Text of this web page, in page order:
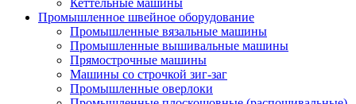
Кеттельные машины
Промышленное швейное оборудование
Промышленные вязальные машины
Промышленные вышивальные машины
Прямострочные машины
Машины со строчкой зиг-заг
Промышленные оверлоки